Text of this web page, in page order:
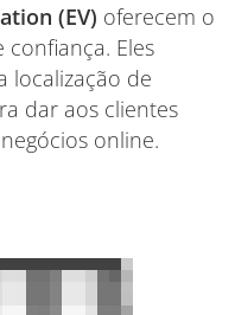
(EV) oferecem o
confiança. Eles
localização de
dar aos clientes
online.